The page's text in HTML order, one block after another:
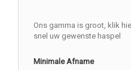
Ons gamma is groot, klik
snel uw gewenste haspel
Minimale Afname